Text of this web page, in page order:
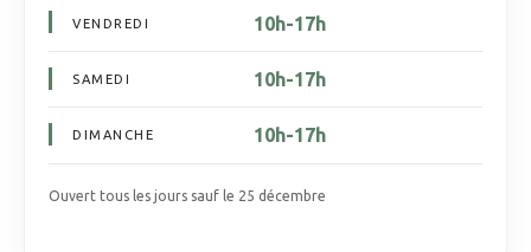
VENDREDI 10h-17h
SAMEDI 10h-17h
DIMANCHE 10h-17h
Ouvert tous les jours sauf le 25 décembre